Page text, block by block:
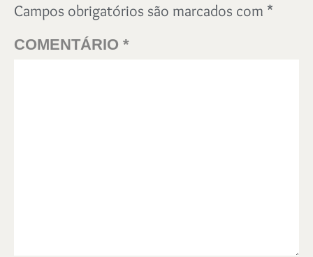
Campos obrigatórios são marcados com *
COMENTÁRIO *